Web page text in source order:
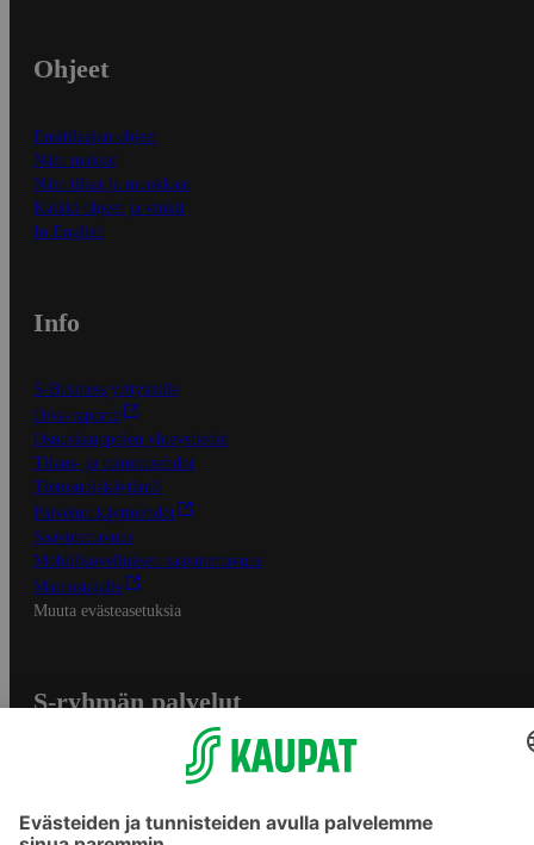
Ohjeet
Ensitilaajan ohjeet
Näin maksat
Näin tilaat ja muokkaat
Kaikki ohjeet ja vinkit
In English
Info
S-Business yrityksille
Oiva-raportit
Osuuskauppojen yhteystiedot
Tilaus- ja toimitusehdot
Tietosuojakäytäntö
Palvelun käyttöehdot
Saavutettavuus
Mobiilisovelluksen saavutettavuus
Mainostajalle
Muuta evästeasetuksia
S-ryhmän palvelut
Yhteishyvä Ruoka -sovellus